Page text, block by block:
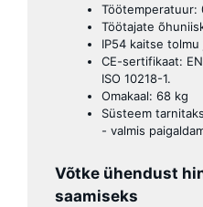
Töötemperatuur:
Töötajate
IP54 kaitse
CE-sertifikaat:
ISO 10218-1.
Omakaal: 68 kg
Süsteem
- valmis
Võtke ühendust
saamiseks